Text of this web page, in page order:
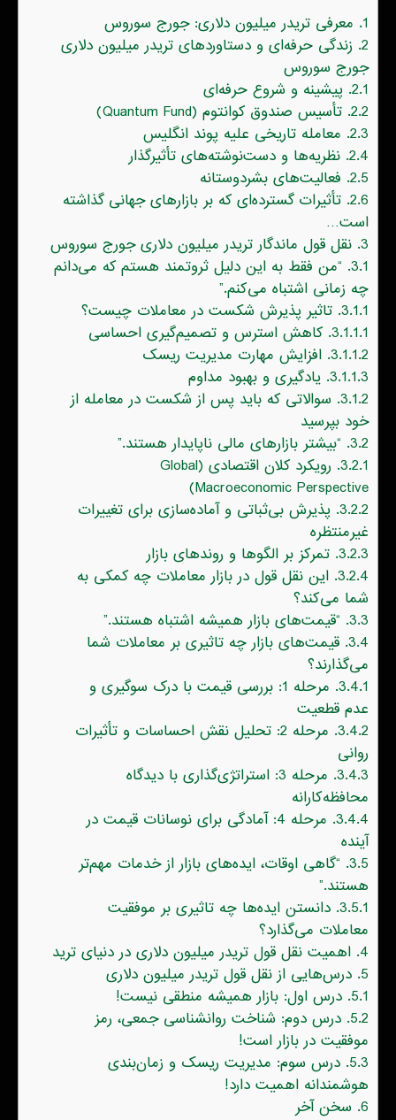
1. معرفی تریدر میلیون دلاری: جورج سوروس
2. زندگی حرفه‌ای و دستاوردهای تریدر میلیون دلاری
جورج سوروس
2.1. پیشینه و شروع حرفه‌ای
2.2. تأسیس صندوق کوانتوم (Quantum Fund)
2.3. معامله تاریخی علیه پوند انگلیس
2.4. نظریه‌ها و دست‌نوشته‌های تأثیرگذار
2.5. فعالیت‌های بشر‌دوستانه
2.6. تأثیرات گسترده‌ای که بر بازارهای جهانی گذاشته
است…
3. نقل قول ماندگار تریدر میلیون دلاری جورج سوروس
3.1. “من فقط به این دلیل ثروتمند هستم که می‌دانم
چه زمانی اشتباه می‌کنم.”
3.1.1. تاثیر پذیرش شکست در معاملات چیست؟
3.1.1.1. کاهش استرس و تصمیم‌گیری احساسی
3.1.1.2. افزایش مهارت مدیریت ریسک
3.1.1.3. یادگیری و بهبود مداوم
3.1.2. سوالاتی که باید پس از شکست در معامله از
خود بپرسید
3.2. “بیشتر بازارهای مالی ناپایدار هستند.”
3.2.1.
رویکرد کلان اقتصادی (Global
Macroeconomic Perspective)
3.2.2. پذیرش بی‌ثباتی و آماده‌سازی برای تغییرات
غیرمنتظره
3.2.3. تمرکز بر الگوها و روندهای بازار
3.2.4. این نقل قول در بازار معاملات چه کمکی به
شما می‌کند؟
3.3. “قیمت‌های بازار همیشه اشتباه‌ هستند.”
3.4. قیمت‌های بازار چه تاثیری بر معاملات شما
می‌گذارند؟
3.4.1.
مرحله 1: بررسی قیمت با درک سوگیری و
عدم قطعیت
3.4.2.
مرحله 2: تحلیل نقش احساسات و تأثیرات
روانی
3.4.3.
مرحله 3: استراتژی‌گذاری با دیدگاه
محافظه‌کارانه
3.4.4.
مرحله 4: آمادگی برای نوسانات قیمت در
آینده
3.5. “گاهی اوقات، ایده‌های بازار از خدمات مهم‌تر
هستند.”
3.5.1. دانستن ایده‌ها چه تاثیری بر موفقیت
معاملات می‌گذارد؟
4. اهمیت نقل قول تریدر میلیون دلاری در دنیای ترید
5. درس‌هایی از نقل قول تریدر میلیون دلاری
5.1. درس اول: بازار همیشه منطقی نیست!
5.2. درس دوم: شناخت روانشناسی جمعی، رمز
موفقیت در بازار است!
5.3. درس سوم: مدیریت ریسک و زمان‌بندی
هوشمندانه اهمیت دارد!
6. سخن آخر